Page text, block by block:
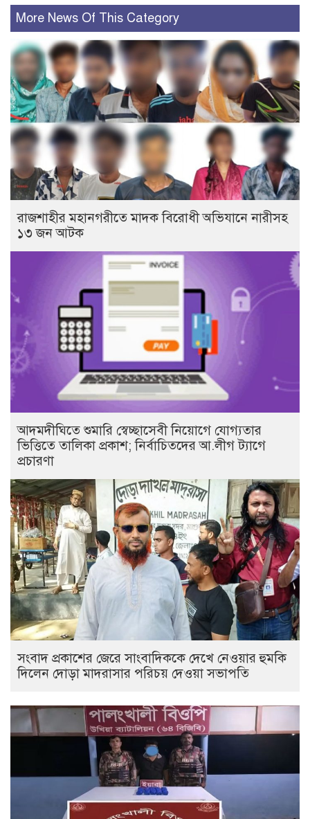
More News Of This Category
রাজশাহীর মহানগরীতে মাদক বিরোধী অভিযানে নারীসহ
১৩ জন আটক
আদমদীঘিতে শুমারি স্বেচ্ছাসেবী নিয়োগে যোগ্যতার
ভিত্তিতে তালিকা প্রকাশ; নির্বাচিতদের আ.লীগ ট্যাগে
প্রচারণা
সংবাদ প্রকাশের জেরে সাংবাদিককে দেখে নেওয়ার হুমকি
দিলেন দোড়া মাদরাসার পরিচয় দেওয়া সভাপতি